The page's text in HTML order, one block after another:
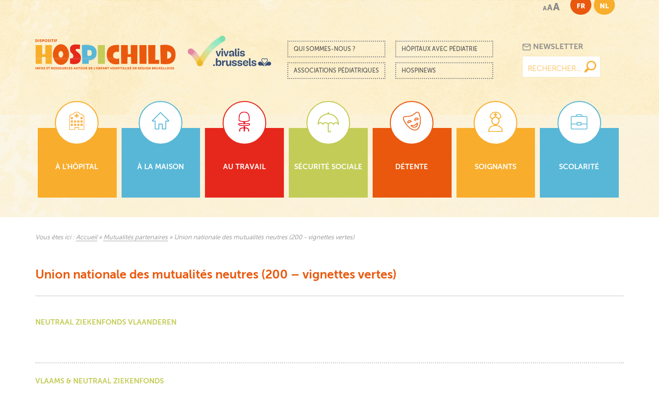
principal
AAA FR NL
Menu
Passer au contenu
QUI SOMMES-NOUS ? HÔPITAUX AVEC PÉDIATRIE
ASSOCIATIONS PÉDIATRIQUES HOSPINEWS
NEWSLETTER
À L’HÔPITAL À LA MAISON AU TRAVAIL SÉCURITÉ SOCIALE DÉTENTE SOIGNANTS SCOLARITÉ
Vous êtes ici : Accueil» Mutualités partenaires » Union nationale des mutualités neutres (200 - vignettes vertes)
Union nationale des mutualités neutres (200 – vignettes vertes)
NEUTRAAL ZIEKENFONDS VLAANDEREN
VLAAMS & NEUTRAAL ZIEKENFONDS